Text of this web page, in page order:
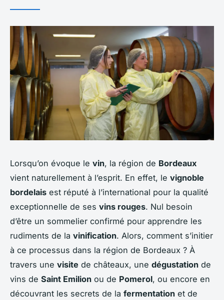
Lorsqu’on évoque le vin, la région de Bordeaux
vient naturellement à l’esprit. En effet, le vignoble
bordelais est réputé à l’international pour la qualité
exceptionnelle de ses vins rouges. Nul besoin
d’être un sommelier confirmé pour apprendre les
rudiments de la vinification. Alors, comment s’initier
à ce processus dans la région de Bordeaux ? À
travers une visite de châteaux, une dégustation de
vins de Saint Emilion ou de Pomerol, ou encore en
découvrant les secrets de la fermentation et de